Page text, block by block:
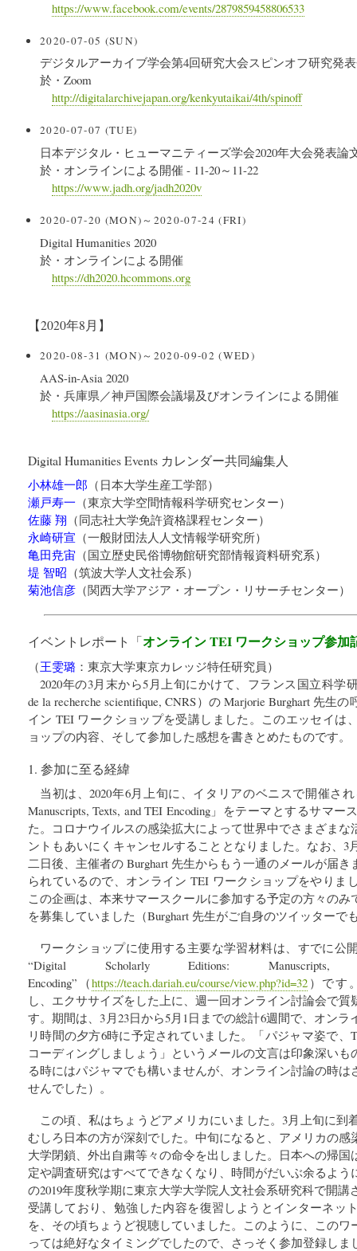
https://www.facebook.com/events/2879859458806533
2020-07-05 (SUN)
デジタルアーカイブ学会第4回研究大会スピンオフ研究発
於・Zoom
http://digitalarchivejapan.org/kenkyutaikai/4th/spinoff
2020-07-07 (TUE)
日本デジタル・ヒューマニティーズ学会2020年大会発表論
於・オンラインによる開催 - 11-20～11-22
https://www.jadh.org/jadh2020v
2020-07-20 (MON)～2020-07-24 (FRI)
Digital Humanities 2020
於・オンラインによる開催
https://dh2020.hcommons.org
【2020年8月】
2020-08-31 (MON)～2020-09-02 (WED)
AAS-in-Asia 2020
於・兵庫県／神戸国際会議場及びオンラインによる開催
https://aasinasia.org/
Digital Humanities Events カレンダー共同編集人
小林雄一郎 （ 日本大学生産工学部）
瀬戸寿一 （東京大学空間情報科学研究センター）
佐藤 翔 （同志社大学免許資格課程センター）
永崎研宣 （一般財団法人人文情報学研究所）
亀田尭宙 （国立歴史民俗博物館研究部情報資料研究系）
堤 智昭 （筑波大学人文社会系）
菊池信彦 （関西大学アジア・オープン・リサーチセンター）
イベントレポート「オンライン TEI ワークショップ参加
（王雯璐 ： 東京大学東京カレッジ特任研究員 ）
2020年の3月末から5月上旬にかけて、フランス国立科学
de la recherche scientifique, CNRS）の Marjorie Burghart 先生
イン TEI ワークショップを受講しました。このエッセイは
ョップの内容、そして参加した感想を書きとめたものです。
1. 参加に至る経緯
当初は、2020年6月上旬に、イタリアのベニスで開催され
Manuscripts, Texts, and TEI Encoding」をテーマとするサマ
た。コロナウイルスの感染拡大によって世界中でさまざま
ントもあいにくキャンセルすることとなりました。なお、3
二日後、主催者の Burghart 先生からもう一通のメールが届
られているので、オンライン TEI ワークショップをやりま
この企画は、本来サマースクールに参加する予定の方々の
を募集していました（Burghart 先生がご自身のツイッターで
ワークショップに使用する主要な学習材料は、すでに公
“Digital Scholarly Editions:
Encoding”（https://teach.dariah.eu/course/view.php?id=32 ）です
し、エクササイズをした上に、週一回オンライン討論会で
す。期間は、3月23日から5月1日までの総計6週間で、オン
リ時間の夕方6時に予定されていました。「パジャマ姿で
コーディングしましょう」というメールの文言は印象深い
る時にはパジャマでも構いませんが、オンライン討論の時
せんでした）。
この頃、私はちょうどアメリカにいました。3月上旬に到
むしろ日本の方が深刻でした。中旬になると、アメリカの感
大学閉鎖、外出自粛等々の命令を出しました。日本への帰
定や調査研究はすべてできなくなり、時間がだいぶ余るよ
の2019年度秋学期に東京大学大学院人文社会系研究科で開
受講しており、勉強した内容を復習しようとインターネッ
を、その頃ちょうど視聴していました。このように、この
っては絶好なタイミングでしたので、さっそく参加登録しま